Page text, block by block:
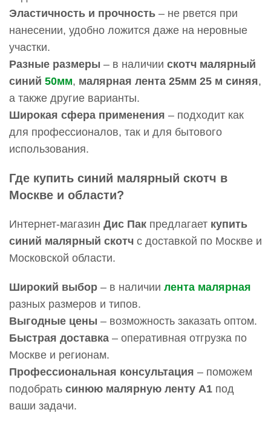
Эластичность и прочность – не рвется при
нанесении, удобно ложится даже на неровные
участки.
Разные размеры – в наличии скотч малярный
синий 50мм, малярная лента 25мм 25 м синяя,
а также другие варианты.
Широкая сфера применения – подходит как
для профессионалов, так и для бытового
использования.
Где купить синий малярный скотч в
Москве и области?
Интернет-магазин Дис Пак предлагает купить
синий малярный скотч с доставкой по Москве и
Московской области.
Широкий выбор – в наличии лента малярная
разных размеров и типов.
Выгодные цены – возможность заказать оптом.
Быстрая доставка – оперативная отгрузка по
Москве и регионам.
Профессиональная консультация – поможем
подобрать синюю малярную ленту А1 под
ваши задачи.